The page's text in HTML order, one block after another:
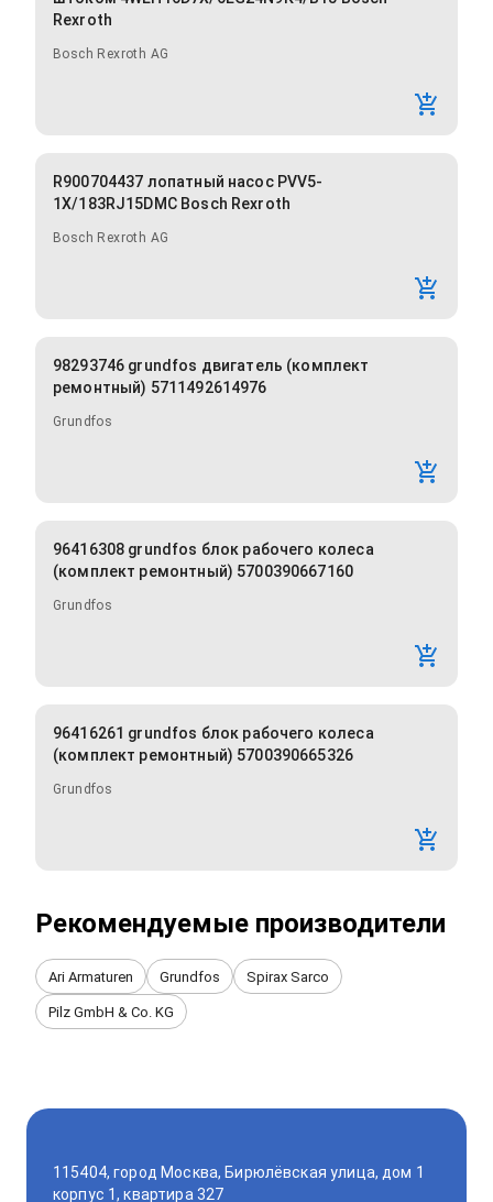
Rexroth
Bosch Rexroth AG
R900704437 лопатный насос PVV5-
1X/183RJ15DMC Bosch Rexroth
Bosch Rexroth AG
98293746 grundfos двигатель (комплект
ремонтный) 5711492614976
Grundfos
96416308 grundfos блок рабочего колеса
(комплект ремонтный) 5700390667160
Grundfos
96416261 grundfos блок рабочего колеса
(комплект ремонтный) 5700390665326
Grundfos
Рекомендуемые производители
Ari Armaturen Grundfos Spirax Sarco
Pilz GmbH & Co. KG
115404, город Москва, Бирюлёвская улица, дом 1
корпус 1, квартира 327